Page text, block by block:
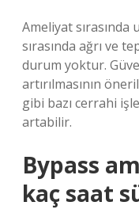
Ameliyat sırasında
sırasında ağrı ve
durum yoktur.
artırılmasının
gibi bazı cerrahi
artabilir.
Bypass
kaç saat